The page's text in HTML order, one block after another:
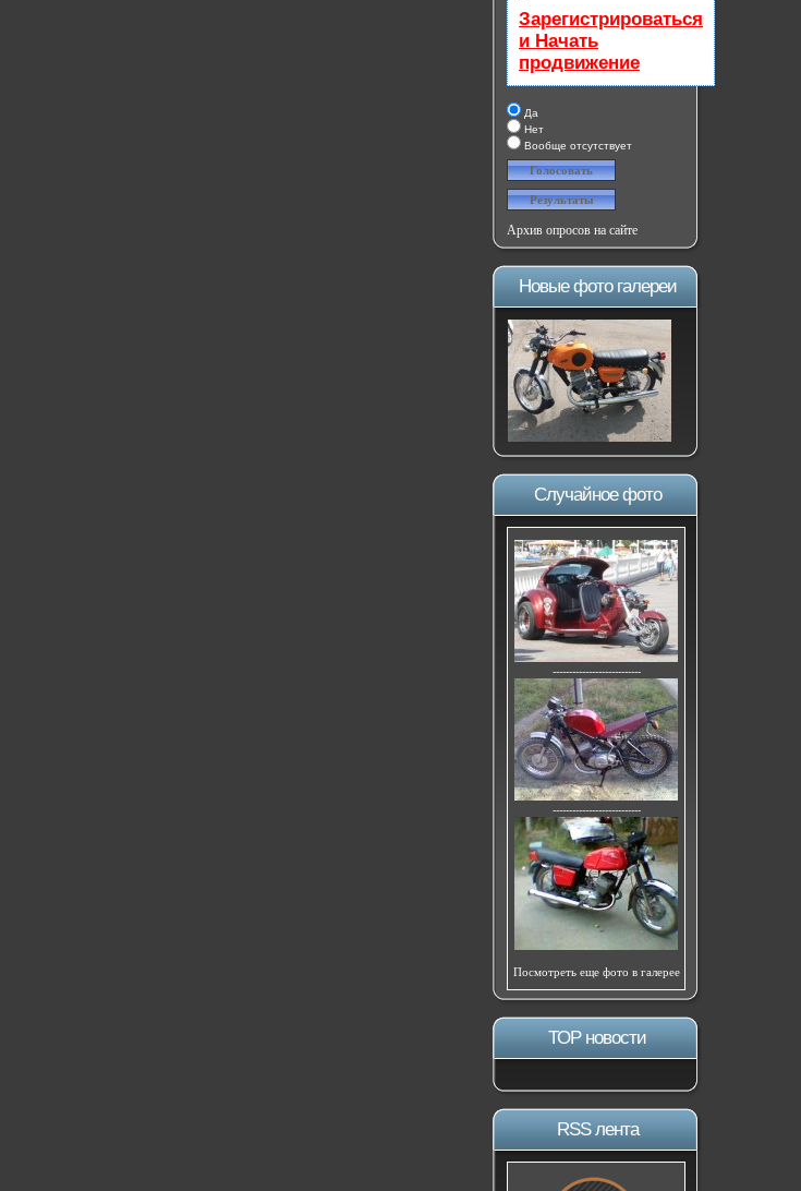
Зарегистрироваться
и Начать
продвижение
Да
Нет
Вообще отсутствует
Архив опросов на сайте
Новые фото галереи
Случайное фото
---------------------------
---------------------------
Посмотреть еще фото в галерее
ТОР новости
RSS лента